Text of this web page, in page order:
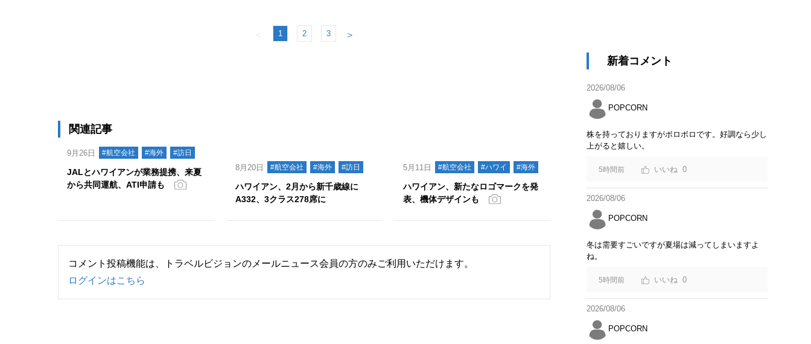
＜ 1 2 3 ＞
関連記事
9月26日 #航空会社 #海外 #訪日
JALとハワイアンが業務提携、来夏
から共同運航、ATI申請も
8月20日 #航空会社 #海外 #訪日
ハワイアン、2月から新千歳線に
A332、3クラス278席に
5月11日 #航空会社 #ハワイ #海外
ハワイアン、新たなロゴマークを発
表、機体デザインも
コメント投稿機能は、トラベルビジョンのメールニュース会員の方のみご利用いただけます。
ログインはこちら
新着コメント
2026/08/06
POPCORN
株を持っておりますがボロボロです。好調なら少し
上がると嬉しい。
5時間前 0
2026/08/06
POPCORN
冬は需要すごいですが夏場は減ってしまいますよ
ね。
5時間前 0
2026/08/06
POPCORN